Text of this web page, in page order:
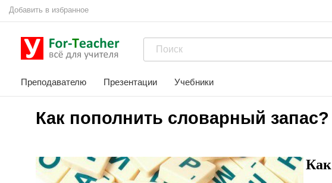
Добавить в избранное
Преподавателю Презентации Учебники
Как пополнить словарный запас?